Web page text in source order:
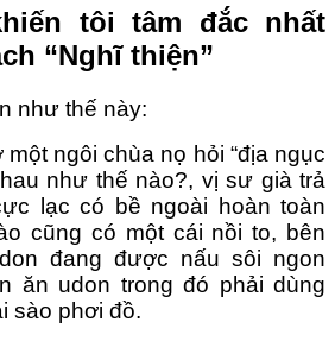
tôi tâm đắc nhất
“Nghĩ thiện”
như thế này:
một ngôi chùa nọ hỏi “địa ngục
như thế nào?, vị sư già trả
lạc có bề ngoài hoàn toàn
cũng có một cái nồi to, bên
đang được nấu sôi ngon
ăn udon trong đó phải dùng
sào phơi đồ.